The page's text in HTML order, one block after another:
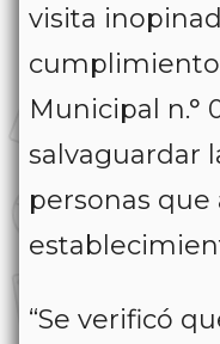
visita
cumplimiento
Municipal n.°
salvaguardar
personas que
“Se verificó